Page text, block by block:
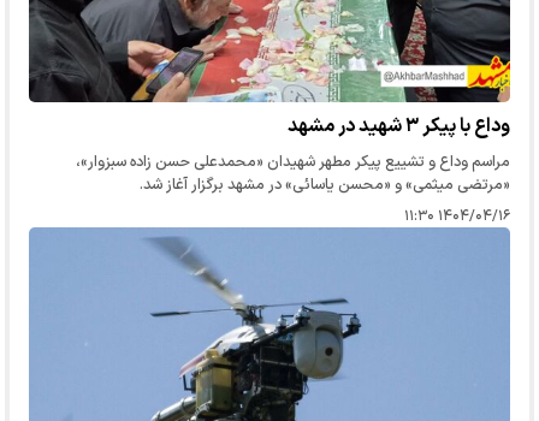
وداع با پیکر ۳ شهید در مشهد
مراسم وداع و تشییع پیکر مطهر شهیدان «محمدعلی حسن زاده سبزوار»،
«مرتضی میثمی» و «محسن یاسائی» در مشهد برگزار آغاز شد.
۱۴۰۴/۰۴/۱۶ ۱۱:۳۰